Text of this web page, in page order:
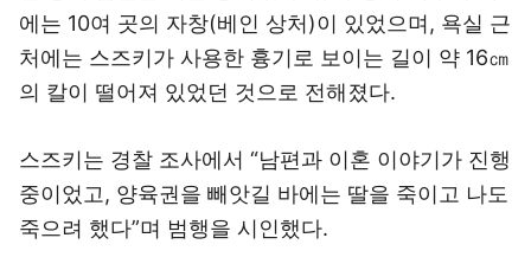
에는 10여 곳의 자창(베인 상처)이 있었으며, 욕실 근
처에는 스즈키가 사용한 흉기로 보이는 길이 약 16㎝
의 칼이 떨어져 있었던 것으로 전해졌다.
스즈키는 경찰 조사에서 “남편과 이혼 이야기가 진행
중이었고, 양육권을 빼앗길 바에는 딸을 죽이고 나도
죽으려 했다”며 범행을 시인했다.